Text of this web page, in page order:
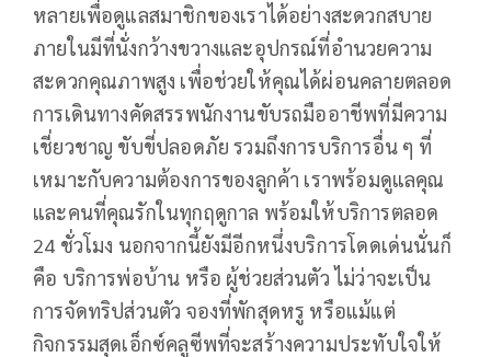
หลายเพื่อดูแลสมาชิกของเราได้อย่างสะดวกสบาย
ภายในมีที่นั่งกว้างขวางและอุปกรณ์ที่อำนวยความ
สะดวกคุณภาพสูง เพื่อช่วยให้คุณได้ผ่อนคลายตลอด
การเดินทางคัดสรรพนักงานขับรถมืออาชีพที่มีความ
เชี่ยวชาญ ขับขี่ปลอดภัย รวมถึงการบริการอื่น ๆ ที่
เหมาะกับความต้องการของลูกค้า เราพร้อมดูแลคุณ
และคนที่คุณรักในทุกฤดูกาล พร้อมให้บริการตลอด
24 ชั่วโมง นอกจากนี้ยังมีอีกหนึ่งบริการโดดเด่นนั่นก็
คือ บริการพ่อบ้าน หรือ ผู้ช่วยส่วนตัว ไม่ว่าจะเป็น
การจัดทริปส่วนตัว จองที่พักสุดหรู หรือแม้แต่
กิจกรรมสุดเอ็กซ์คลูซีพที่จะสร้างความประทับใจให้